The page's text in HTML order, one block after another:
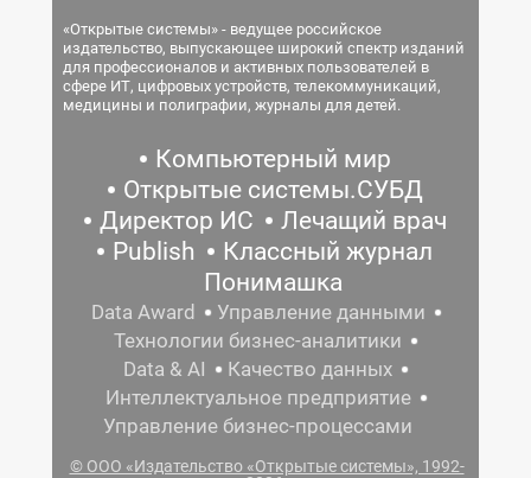
«Открытые системы» - ведущее российское
издательство, выпускающее широкий спектр изданий
для профессионалов и активных пользователей в
сфере ИТ, цифровых устройств, телекоммуникаций,
медицины и полиграфии, журналы для детей.
Компьютерный мир
Открытые системы.СУБД
Директор ИС
Лечащий врач
Publish
Классный журнал
Понимашка
Data Award
Управление данными
Технологии бизнес-аналитики
Data & AI
Качество данных
Интеллектуальное предприятие
Управление бизнес-процессами
© ООО «Издательство «Открытые системы», 1992-